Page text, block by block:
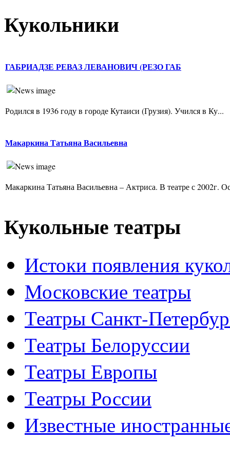
Кукольники
ГАБРИАДЗЕ РЕВАЗ ЛЕВАНОВИЧ (РЕЗО ГАБ
Родился в 1936 году в городе Кутаиси (Грузия). Учился в Ку...
Макаркина Татьяна Васильевна
Макаркина Татьяна Васильевна – Актриса. В театре с 2002г.
Кукольные театры
Истоки появления
Московские театры
Театры Санкт-
Театры Белоруссии
Театры Европы
Театры России
Известные